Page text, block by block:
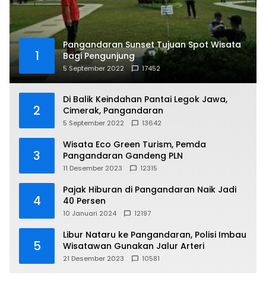
1
Pangandaran Sunset Tujuan Spot Wisata
Bagi Pengunjung
5 September 2022 17452
2
Di Balik Keindahan Pantai Legok Jawa,
Cimerak, Pangandaran
5 September 2022 13642
3
Wisata Eco Green Turism, Pemda
Pangandaran Gandeng PLN
11 Desember 2023 12315
4
Pajak Hiburan di Pangandaran Naik Jadi
40 Persen
10 Januari 2024 12197
5
Libur Nataru ke Pangandaran, Polisi Imbau
Wisatawan Gunakan Jalur Arteri
21 Desember 2023 10581